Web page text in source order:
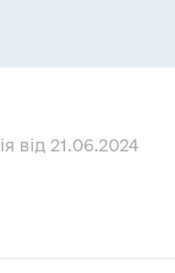
від 21.06.2024